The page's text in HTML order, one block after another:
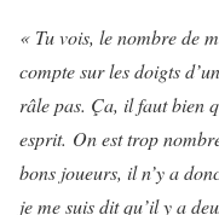
« Tu vois, le nombre de
compte sur les doigts
râle pas. Ça, il faut bien
esprit. On est trop
bons joueurs, il n’y a
je me suis dit qu’il y a